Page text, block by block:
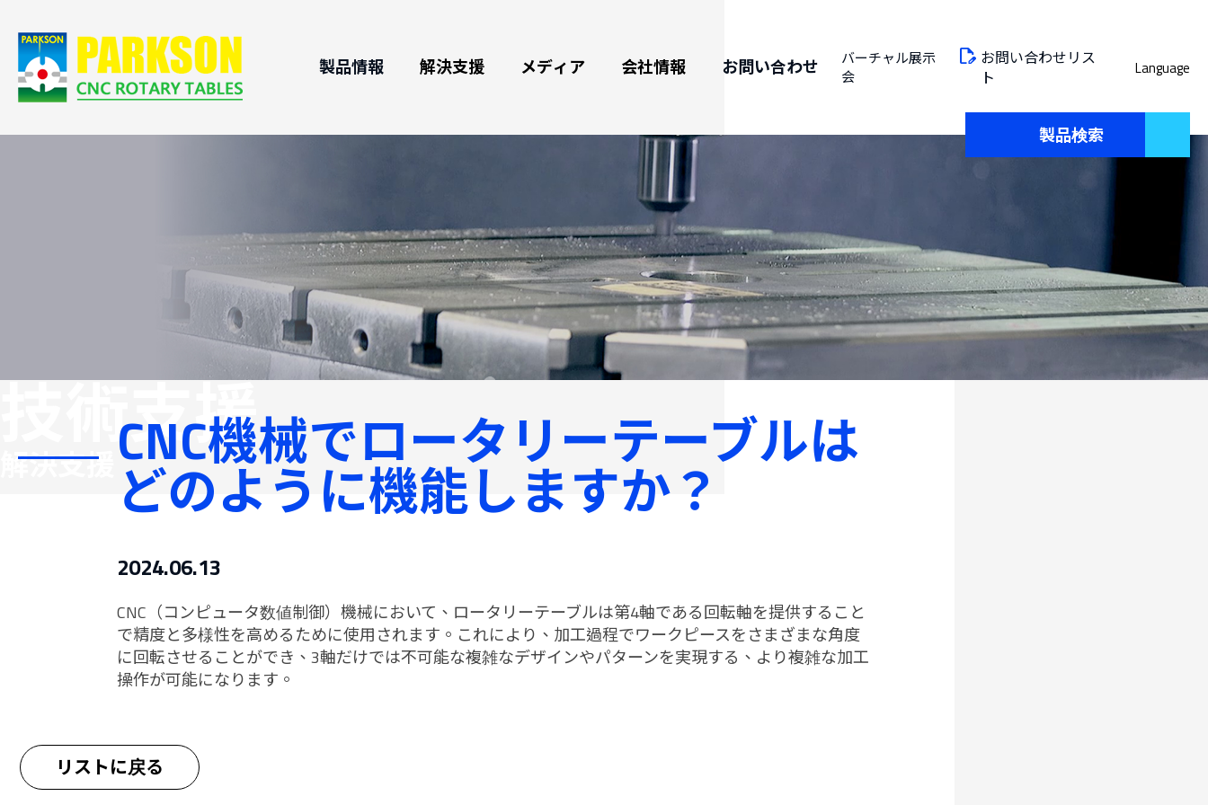
製品情報
横式CNCロータリーテーブル
パレット自動交換システム
油圧インデックステーブル
B軸ヘッド
ステンレス浸水式CNCロータリーテーブル(EDM用)
フレキシブル生産システム
せいみつげんそくき
解決支援
応用分野
航空宇宙産業の加工及び応用
グリーンエネルギー及び応用
自転車、電気自動車、自動車、
船舶部品加工
３Cハイテク産業、半導体部品
工作機械部品加工
医療産業
自動化部品加工
日用品製造分野
メディア
カタログダウンロード
ブログ
バーチャル展示会
会社情報
認証、各種受賞＆沿革
海外代理拠点
お問い合わせ
バーチャル展示
会
お問い合わせリス
ト
Language
製品検索
技術支援
解決支援 CNC機械でロータリーテーブルは
どのように機能しますか？
2024.06.13
CNC（コンピュータ数値制御）機械において、ロータリーテーブルは第4軸である回転軸を提供すること
で精度と多様性を高めるために使用されます。これにより、加工過程でワークピースをさまざまな角度
に回転させることができ、3軸だけでは不可能な複雑なデザインやパターンを実現する、より複雑な加工
操作が可能になります。
リストに戻る